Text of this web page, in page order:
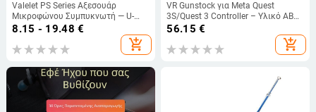
Valelet PS Series Αξεσουάρ
Μικροφώνου Συμπυκνωτή — U-
μορφής Αντιανεμική Προστασία
και Pop Φίλτρο, Μείωση Θορύβου,
Κατάλληλο για Karaoke και
8.15 - 19.48 €
add_shopping_cart
VR Gunstock για Meta Quest
3S/Quest 3 Controller – Υλικό ABS,
Βάρος 623g, Κράτημα Gunstock
56.15 €
add_shopping_cart